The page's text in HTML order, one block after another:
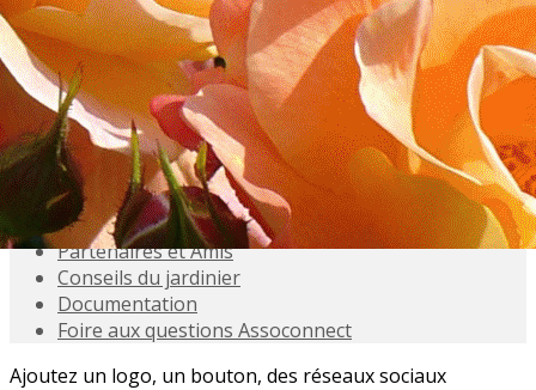
Accueil
Présentation
Activités
Adhésions
Évènements à venir
Agenda
Souvenez-vous
Inscriptions aux Sorties
Galeries photo
Partenaires et Amis
Conseils du jardinier
Documentation
Foire aux questions Assoconnect
Ajoutez un logo, un bouton, des réseaux sociaux